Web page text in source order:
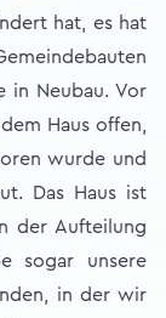
hat, es hat
in Neubau. Vor
Haus offen,
wurde und
Das Haus ist
der Aufteilung
sogar unsere
in der wir